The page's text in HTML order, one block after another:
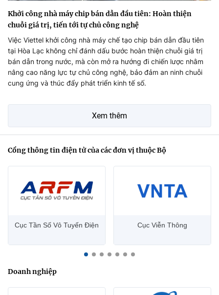
Khởi công nhà máy chip bán dẫn đầu tiên: Hoàn thiện
chuỗi giá trị, tiến tới tự chủ công nghệ
Việc Viettel khởi công nhà máy chế tạo chip bán dẫn đầu tiên
tại Hòa Lạc không chỉ đánh dấu bước hoàn thiện chuỗi giá trị
bán dẫn trong nước, mà còn mở ra hướng đi chiến lược nhằm
nâng cao năng lực tự chủ công nghệ, bảo đảm an ninh chuỗi
cung ứng và thúc đẩy phát triển kinh tế số.
Xem thêm
Cổng thông tin điện tử của các đơn vị thuộc Bộ
Cục Tần Số Vô Tuyến Điện Cục Viễn Thông
Doanh nghiệp